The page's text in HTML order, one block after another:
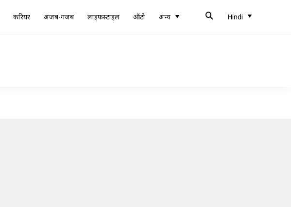
करियर अजब-गजब लाइफस्टाइल ऑटो अन्य Hindi